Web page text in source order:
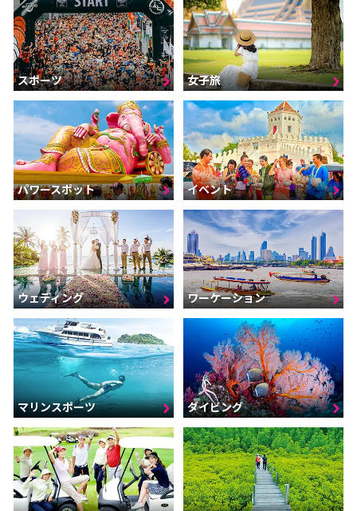
スポーツ 女子旅
パワースポット イベント
ウェディング ワーケーション
マリンスポーツ ダイビング